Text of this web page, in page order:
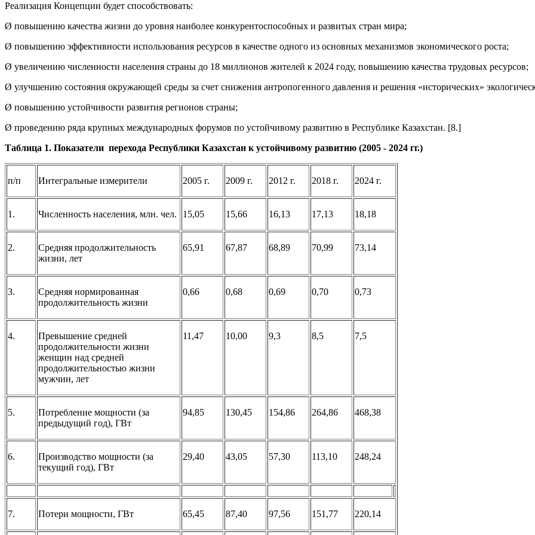
Реализация Концепции будет способствовать:
Ø повышению качества жизни до уровня наиболее конкурентоспособных и развитых стран мира;
Ø повышению эффективности использования ресурсов в качестве одного из основных механизмов экономического роста;
Ø увеличению численности населения страны до 18 миллионов жителей к 2024 году, повышению качества трудовых ресурсов;
Ø улучшению состояния окружающей среды за счет снижения антропогенного давления и решения «исторических»
Ø повышению устойчивости развития регионов страны;
Ø проведению ряда крупных международных форумов по устойчивому развитию в Республике Казахстан. [8.]
Таблица 1. Показатели перехода Республики Казахстан к устойчивому развитию (2005 - 2024 гг.)
п/п Интегральные измерители 2005 г. 2009 г. 2012 г. 2018 г. 2024 г.
1. Численность населения, млн. чел. 15,05 15,66 16,13 17,13 18,18
2.
Средняя продолжительность
жизни, лет
65,91 67,87 68,89 70,99 73,14
3.
Средняя нормированная
продолжительность жизни
0,66 0,68 0,69 0,70 0,73
4.
Превышение средней
продолжительности жизни
женщин над средней
продолжительностью жизни
мужчин, лет
11,47 10,00 9,3 8,5 7,5
5.
Потребление мощности (за
предыдущий год), ГВт
94,85 130,45 154,86 264,86 468,38
6.
Производство мощности (за
текущий год), ГВт
29,40 43,05 57,30 113,10 248,24
7. Потери мощности, ГВт 65,45 87,40 97,56 151,77 220,14